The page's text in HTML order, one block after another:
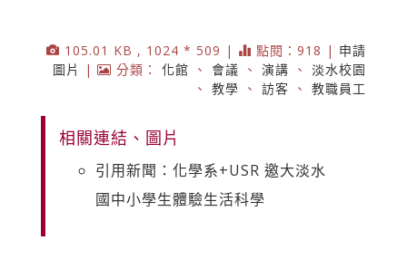
105.01 KB , 1024 * 509 | 點閱：918 | 申請
圖片
| 分類： 化館 、 會議 、 演講 、 淡水校園
、 教學 、 訪客 、 教職員工
相關連結、圖片
引用新聞：化學系+USR 邀大淡水
國中小學生體驗生活科學